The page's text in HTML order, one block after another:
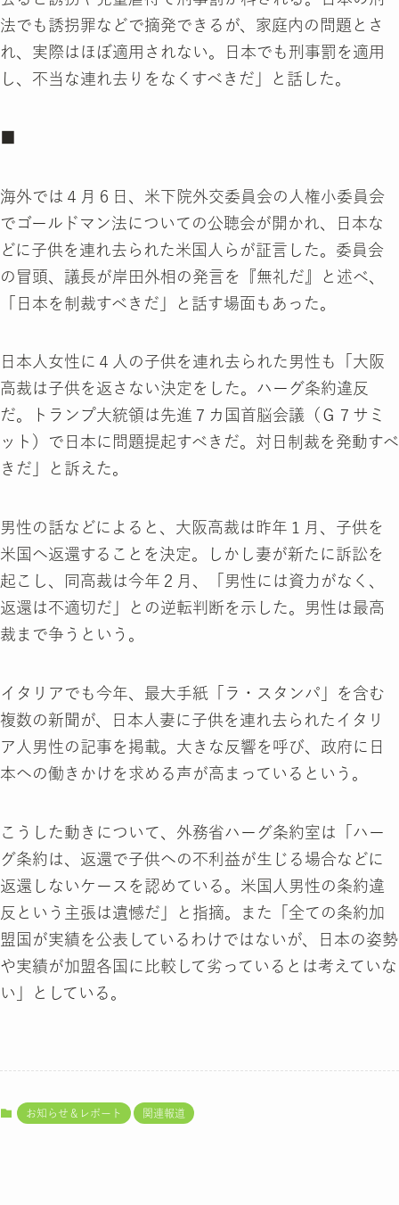
法でも誘拐罪などで摘発できるが、家庭内の問題とさ
れ、実際はほぼ適用されない。日本でも刑事罰を適用
し、不当な連れ去りをなくすべきだ」と話した。
海外では４月６日、米下院外交委員会の人権小委員会
でゴールドマン法についての公聴会が開かれ、日本な
どに子供を連れ去られた米国人らが証言した。委員会
の冒頭、議長が岸田外相の発言を『無礼だ』と述べ、
「日本を制裁すべきだ」と話す場面もあった。
日本人女性に４人の子供を連れ去られた男性も「大阪
高裁は子供を返さない決定をした。ハーグ条約違反
だ。トランプ大統領は先進７カ国首脳会議（Ｇ７サミ
ット）で日本に問題提起すべきだ。対日制裁を発動すべ
きだ」と訴えた。
男性の話などによると、大阪高裁は昨年１月、子供を
米国へ返還することを決定。しかし妻が新たに訴訟を
起こし、同高裁は今年２月、「男性には資力がなく、
返還は不適切だ」との逆転判断を示した。男性は最高
裁まで争うという。
イタリアでも今年、最大手紙「ラ・スタンパ」を含む
複数の新聞が、日本人妻に子供を連れ去られたイタリ
ア人男性の記事を掲載。大きな反響を呼び、政府に日
本への働きかけを求める声が高まっているという。
こうした動きについて、外務省ハーグ条約室は「ハー
グ条約は、返還で子供への不利益が生じる場合などに
返還しないケースを認めている。米国人男性の条約違
反という主張は遺憾だ」と指摘。また「全ての条約加
盟国が実績を公表しているわけではないが、日本の姿勢
や実績が加盟各国に比較して劣っているとは考えていな
い」としている。
お知らせ＆レポート 関連報道